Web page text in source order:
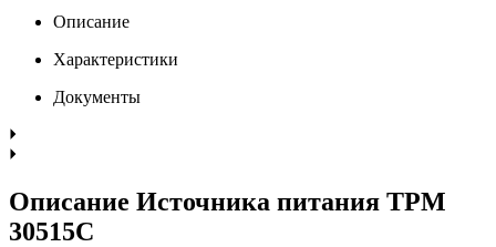
Описание
Характеристики
Документы
Описание Источника питания TPM
30515C